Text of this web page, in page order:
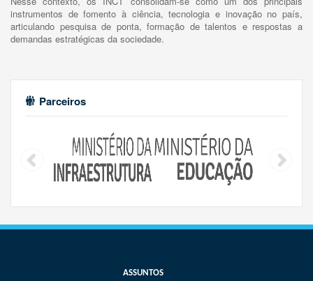
instrumentos de fomento à ciência, tecnologia e inovação no país,
articulando pesquisa de ponta, formação de talentos e respostas a
demandas estratégicas da sociedade.
Parceiros